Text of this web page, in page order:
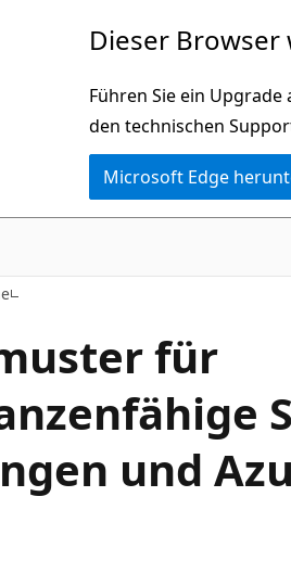
Dieser
Führen Sie ein
den technischen
Microsoft Edge
für
und